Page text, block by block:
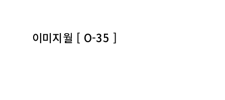
이미지월 [ O-35 ]